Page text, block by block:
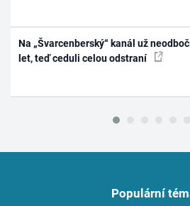
Na „Švarcenberský“ kanál už
let, teď ceduli celou odstraní
Populární